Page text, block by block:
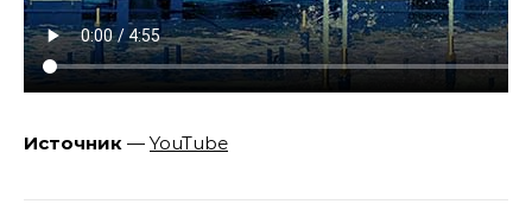
Источник — YouTube